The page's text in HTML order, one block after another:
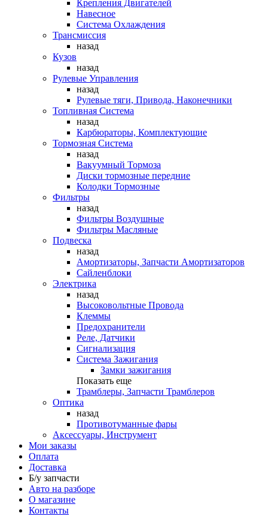
Крепления Двигателей
Навесное
Система Охлаждения
Трансмиссия
назад
Кузов
назад
Рулевые Управления
назад
Рулевые тяги, Привода, Наконечники
Топливная Система
назад
Карбюраторы, Комплектующие
Тормозная Система
назад
Вакуумный Тормоза
Диски тормозные передние
Колодки Тормозные
Фильтры
назад
Фильтры Воздушные
Фильтры Масляные
Подвеска
назад
Амортизаторы, Запчасти Амортизаторов
Сайленблоки
Электрика
назад
Высоковольтные Провода
Клеммы
Предохранители
Реле, Датчики
Сигнализация
Система Зажигания
Замки зажигания
Показать еще
Трамблеры, Запчасти Трамблеров
Оптика
назад
Противотуманные фары
Аксессуары, Инструмент
Мои заказы
Оплата
Доставка
Б/у запчасти
Авто на разборе
О магазине
Контакты